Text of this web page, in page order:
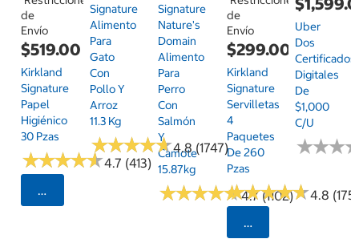
de
Envío
$519.00
Kirkland
Signature
Papel
Higiénico
30 Pzas
★★★★★
★★★★★4.7 (413)
Seleccionar Código Postal
Signature
Alimento
Para
Gato
Con
Pollo Y
Arroz
11.3 Kg
★★★★★
★★★★★4.8 (1747)
Signature
Nature's
Domain
Alimento
Para
Perro
Con
Salmón
Y
Camote
15.87kg
★★★★★
★★★★★4.7 (1102)
de
Envío
$299.00
Kirkland
Signature
Servilletas
4
Paquetes
De 260
Pzas
★★★★★
★★★★★4.8 (175)
Seleccionar
Uber
Dos
Certificados
Digitales
De
$1,000
C/u
★★★
★★★